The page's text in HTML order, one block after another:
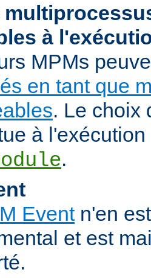
à
MPMs
en tant que
. Le choix
à
.
Eventn'en
et est